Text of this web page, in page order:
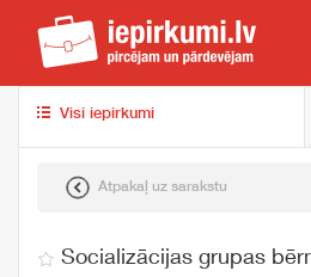
Visi iepirkumi
Atpakaļ uz sarakstu
Socializācijas grupas